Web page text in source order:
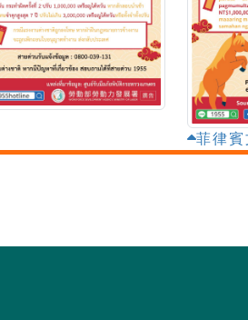
菲律賓